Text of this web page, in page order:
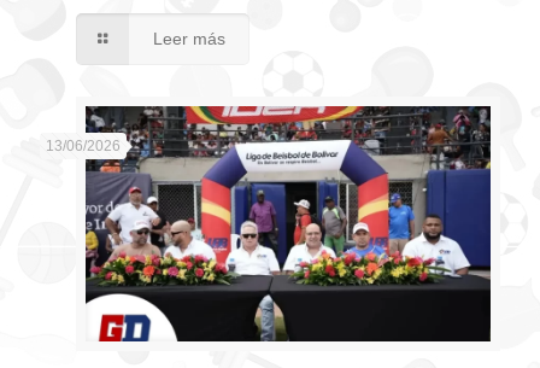
Leer más
13/06/2026